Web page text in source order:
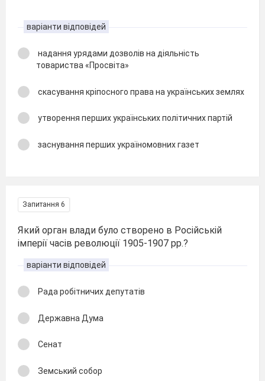
варіанти відповідей
надання урядами дозволів на діяльність
товариства «Просвіта»
скасування кріпосного права на українських землях
утворення перших українських політичних партій
заснування перших україномовних газет
Запитання 6
Який орган влади було створено в Російській
імперії часів революції 1905-1907 рр.?
варіанти відповідей
Рада робітничих депутатів
Державна Дума
Сенат
Земський собор